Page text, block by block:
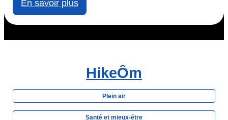
En savoir plus
HikeÔm
Plein air
Santé et mieux-être